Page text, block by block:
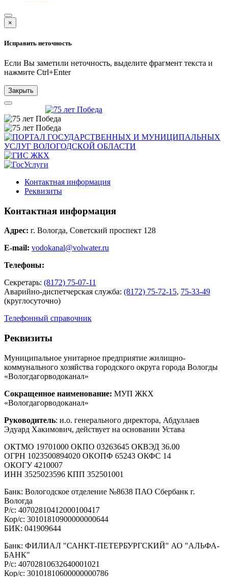
×
Исправить неточность
Если Вы заметили неточность, выделите фрагмент текста и
нажмите Ctrl+Enter
Закрыть
Контактная информация
Реквизиты
Контактная информация
Адрес: г. Вологда, Советский проспект 128
E-mail: vodokanal@volwater.ru
Телефоны:
Секретарь: (8172) 75-07-11
Аварийно-диспетчерская служба: (8172) 75-72-15, 75-33-49
(круглосуточно)
Телефонный справочник
Реквизиты
Муниципальное унитарное предприятие жилищно-
коммунального хозяйства городского округа города Вологды
«Вологдагорводоканал»
Сокращенное наименование: МУП ЖКХ
«Вологдагорводоканал»
Руководитель: и.о. генерального директора, Абдуллаев
Эдуард Хакимович, действует на основании Устава
ОКТМО 19701000 ОКПО 03263645 ОКВЭД 36.00
ОГРН 1023500894020 ОКОПФ 65243 ОКФС 14
ОКОГУ 4210007
ИНН 3525023596 КПП 352501001
Банк: Вологодское отделение №8638 ПАО Сбербанк г.
Вологда
Р/с: 40702810412000100417
Кор/с: 30101810900000000644
БИК: 041909644
Банк: ФИЛИАЛ "САНКТ-ПЕТЕРБУРГСКИЙ" АО "АЛЬФА-
БАНК"
Р/с: 40702810632640001021
Кор/с: 30101810600000000786